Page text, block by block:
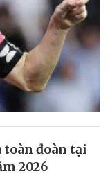
toàn đoàn tại
2026